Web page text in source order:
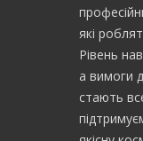
які
Рівень
а вимоги
стають